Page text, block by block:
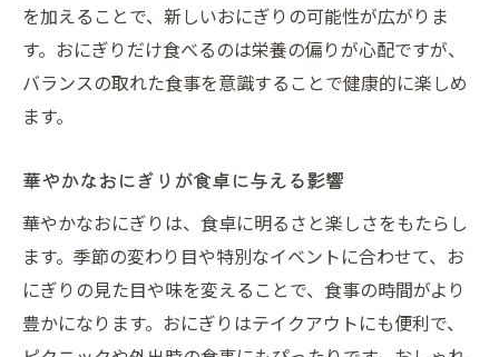
を加えることで、新しいおにぎりの可能性が広がりま
す。おにぎりだけ食べるのは栄養の偏りが心配ですが、
バランスの取れた食事を意識することで健康的に楽しめ
ます。
華やかなおにぎりが食卓に与える影響
華やかなおにぎりは、食卓に明るさと楽しさをもたらし
ます。季節の変わり目や特別なイベントに合わせて、お
にぎりの見た目や味を変えることで、食事の時間がより
豊かになります。おにぎりはテイクアウトにも便利で、